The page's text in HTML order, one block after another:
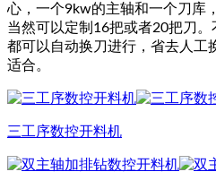
心，一个9kw的主轴和一个刀库
当然可以定制16把或者20把刀。
都可以自动换刀进行，省去人工
适合。
三工序数控开料机